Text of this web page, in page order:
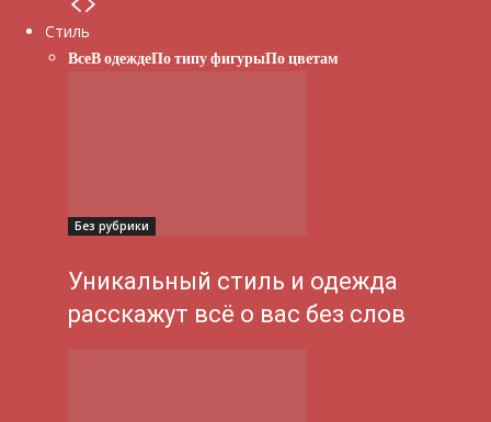
Стиль
ВсеВ одеждеПо типу фигурыПо цветам
Без рубрики
Уникальный стиль и одежда
расскажут всё о вас без слов